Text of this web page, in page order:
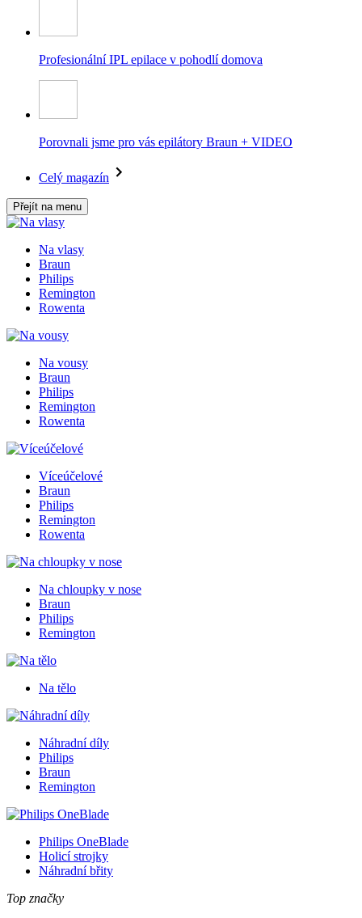
Profesionální IPL epilace v pohodlí domova
Porovnali jsme pro vás epilátory Braun + VIDEO
Celý magazín
Přejít na menu
Na vlasy
Braun
Philips
Remington
Rowenta
Na vousy
Braun
Philips
Remington
Rowenta
Víceúčelové
Braun
Philips
Remington
Rowenta
Na chloupky v nose
Braun
Philips
Remington
Na tělo
Náhradní díly
Philips
Braun
Remington
Philips OneBlade
Holicí strojky
Náhradní břity
Top značky